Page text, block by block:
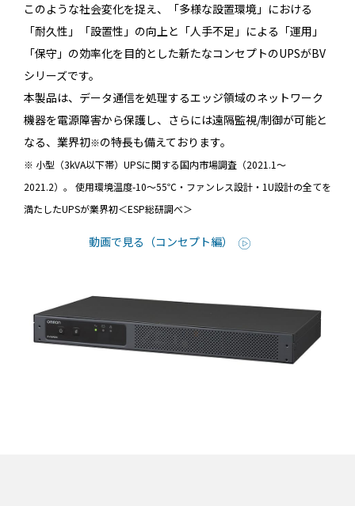
このような社会変化を捉え、「多様な設置環境」における
「耐久性」「設置性」の向上と「人手不足」による「運用」
「保守」の効率化を目的とした新たなコンセプトのUPSがBV
シリーズです。
本製品は、データ通信を処理するエッジ領域のネットワーク
機器を電源障害から保護し、さらには遠隔監視/制御が可能と
なる、業界初※の特長も備えております。
※ 小型（3kVA以下帯）UPSに関する国内市場調査（2021.1～
2021.2）。 使用環境温度-10～55℃・ファンレス設計・1U設計の全てを
満たしたUPSが業界初＜ESP総研調べ＞
動画で見る（コンセプト編）